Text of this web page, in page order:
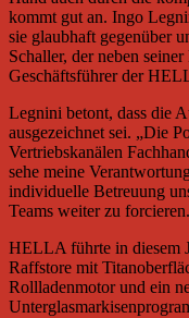
kommt gut an. Ingo
sie glaubhaft gegenüber
Schaller, der neben
Geschäftsführer der
Legnini betont, dass die
ausgezeichnet sei. „Die
Vertriebskanälen
sehe meine
individuelle Betreuung
Teams weiter zu forcieren.
HELLA führte in diesem
Raffstore mit
Rollladenmotor und ein